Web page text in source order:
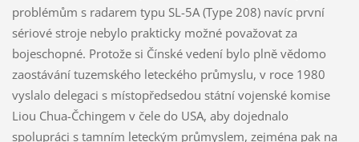
problémům s radarem typu SL-5A (Type 208) navíc první
sériové stroje nebylo prakticky možné považovat za
bojeschopné. Protože si Čínské vedení bylo plně vědomo
zaostávání tuzemského leteckého průmyslu, v roce 1980
vyslalo delegaci s místopředsedou státní vojenské komise
Liou Chua-Čchingem v čele do USA, aby dojednalo
spolupráci s tamním leteckým průmyslem, zejména pak na